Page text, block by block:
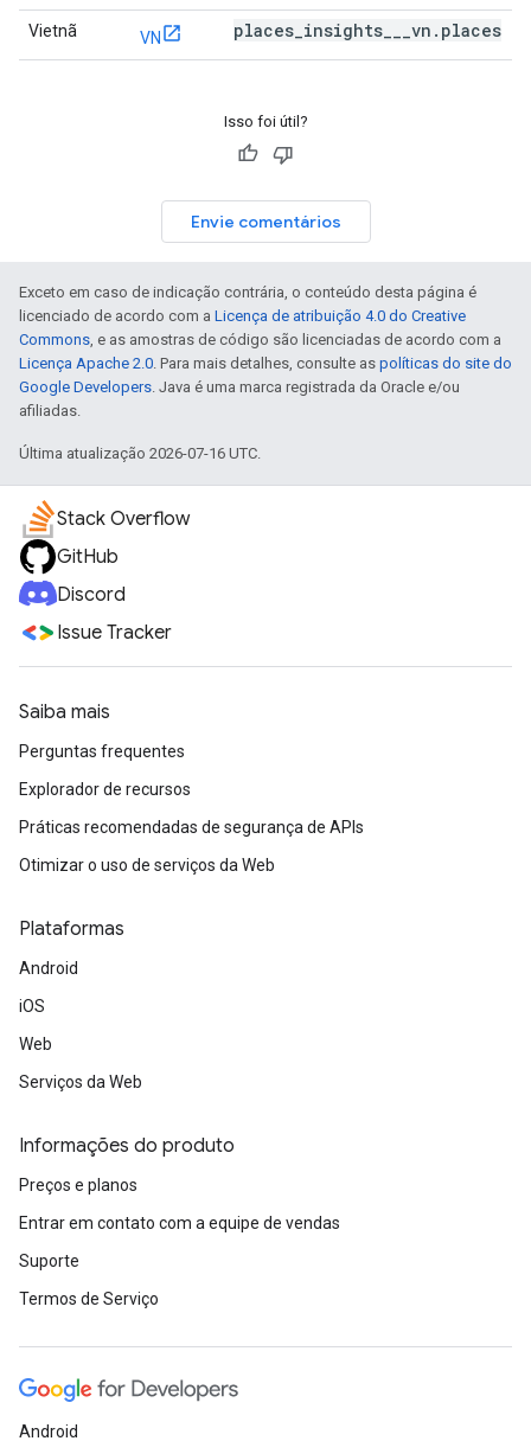
Vietnã VN places_insights___vn.places
Isso foi útil?
Envie comentários
Exceto em caso de indicação contrária, o conteúdo desta página é
licenciado de acordo com a Licença de atribuição 4.0 do Creative
Commons , e as amostras de código são licenciadas de acordo com a
Licença Apache 2.0 . Para mais detalhes, consulte as políticas do site do
Google Developers . Java é uma marca registrada da Oracle e/ou
afiliadas.
Última atualização 2026-07-16 UTC.
Stack Overflow
GitHub
Discord
Issue Tracker
Saiba mais
Perguntas frequentes
Explorador de recursos
Práticas recomendadas de segurança de APIs
Otimizar o uso de serviços da Web
Plataformas
Android
iOS
Web
Serviços da Web
Informações do produto
Preços e planos
Entrar em contato com a equipe de vendas
Suporte
Termos de Serviço
Android